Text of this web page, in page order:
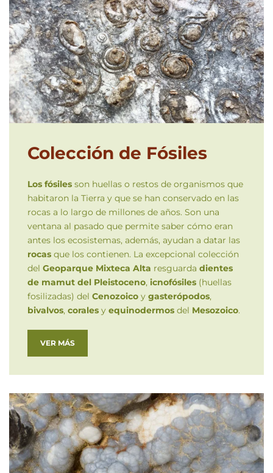
Colección de Fósiles
Los fósiles son huellas o restos de organismos que
habitaron la Tierra y que se han conservado en las
rocas a lo largo de millones de años. Son una
ventana al pasado que permite saber cómo eran
antes los ecosistemas, además, ayudan a datar las
rocas que los contienen. La excepcional colección
del Geoparque Mixteca Alta resguarda dientes
de mamut del Pleistoceno, icnofósiles (huellas
fosilizadas) del Cenozoico y gasterópodos,
bivalvos, corales y equinodermos del Mesozoico.
VER MÁS